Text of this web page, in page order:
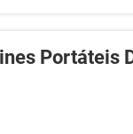
Portáteis